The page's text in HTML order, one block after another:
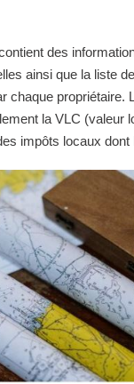
des
ainsi que la liste
chaque propriétaire.
la VLC (valeur
impôts locaux dont